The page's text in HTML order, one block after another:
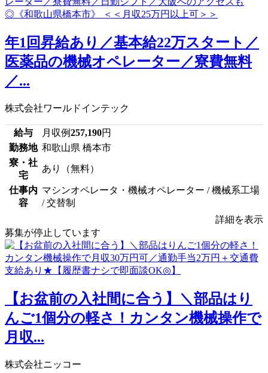
年1回昇給あり／基本給22万スタート／
医薬品の機械オペレーター／寮費無料
／...
株式会社ワールドインテック
給与 月収例257,190円
勤務地 和歌山県 橋本市
寮・社
宅
あり（無料）
仕事内
容
マシンオペレータ・機械オペレーター / 機械系工場
/ 交替制
詳細を表示
募集が停止しています
【お盆前の入社間に合う】＼部品はり
んご1個分の軽さ！カンタン機械操作で
月収...
株式会社ニッコー